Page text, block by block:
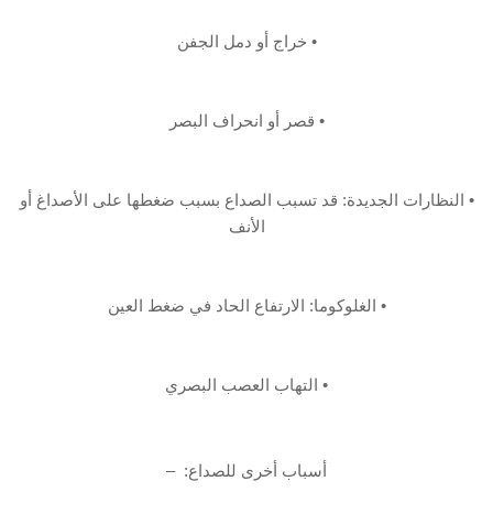
• خراج أو دمل الجفن
• قصر أو انحراف البصر
• النظارات الجديدة: قد تسبب الصداع بسبب ضغطها على الأصداغ أو
الأنف‏
• الغلوكوما: الارتفاع الحاد في ضغط العين
• التهاب العصب البصري‏
أسباب أخرى للصداع:‏ ‏ –